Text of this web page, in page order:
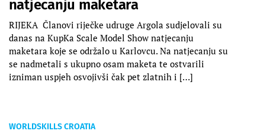
natjecanju maketara
RIJEKA Članovi riječke udruge Argola sudjelovali su
danas na KupKa Scale Model Show natjecanju
maketara koje se održalo u Karlovcu. Na natjecanju su
se nadmetali s ukupno osam maketa te ostvarili
izniman uspjeh osvojivši čak pet zlatnih i […]
WORLDSKILLS CROATIA